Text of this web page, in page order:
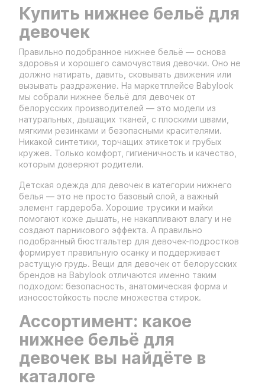
Купить нижнее бельё для
девочек
Правильно подобранное нижнее бельё — основа
здоровья и хорошего самочувствия девочки. Оно не
должно натирать, давить, сковывать движения или
вызывать раздражение. На маркетплейсе Babylook
мы собрали нижнее бельё для девочек от
белорусских производителей — это модели из
натуральных, дышащих тканей, с плоскими швами,
мягкими резинками и безопасными красителями.
Никакой синтетики, торчащих этикеток и грубых
кружев. Только комфорт, гигиеничность и качество,
которым доверяют родители.
Детская одежда для девочек в категории нижнего
белья — это не просто базовый слой, а важный
элемент гардероба. Хорошие трусики и майки
помогают коже дышать, не накапливают влагу и не
создают парникового эффекта. А правильно
подобранный бюстгальтер для девочек-подростков
формирует правильную осанку и поддерживает
растущую грудь. Вещи для девочек от белорусских
брендов на Babylook отличаются именно таким
подходом: безопасность, анатомическая форма и
износостойкость после множества стирок.
Ассортимент: какое
нижнее бельё для
девочек вы найдёте в
каталоге